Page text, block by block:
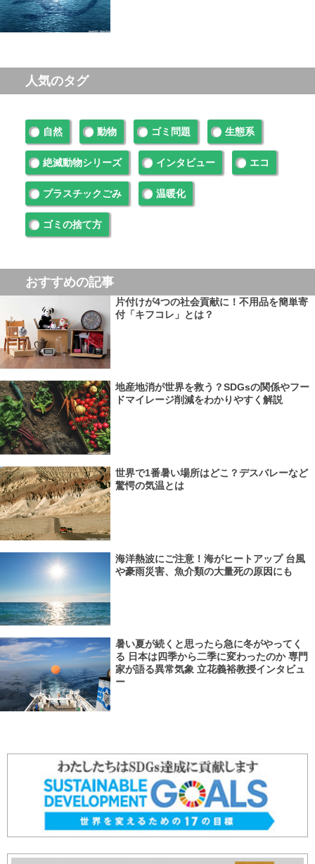
人気のタグ
自然 動物 ゴミ問題 生態系
絶滅動物シリーズ インタビュー エコ
プラスチックごみ 温暖化
ゴミの捨て方
おすすめの記事
片付けが4つの社会貢献に！不用品を簡単寄
付「キフコレ」とは？
地産地消が世界を救う？SDGsの関係やフー
ドマイレージ削減をわかりやすく解説
世界で1番暑い場所はどこ？デスバレーなど
驚愕の気温とは
海洋熱波にご注意！海がヒートアップ 台風
や豪雨災害、魚介類の大量死の原因にも
暑い夏が続くと思ったら急に冬がやってく
る 日本は四季から二季に変わったのか 専門
家が語る異常気象 立花義裕教授インタビュ
ー